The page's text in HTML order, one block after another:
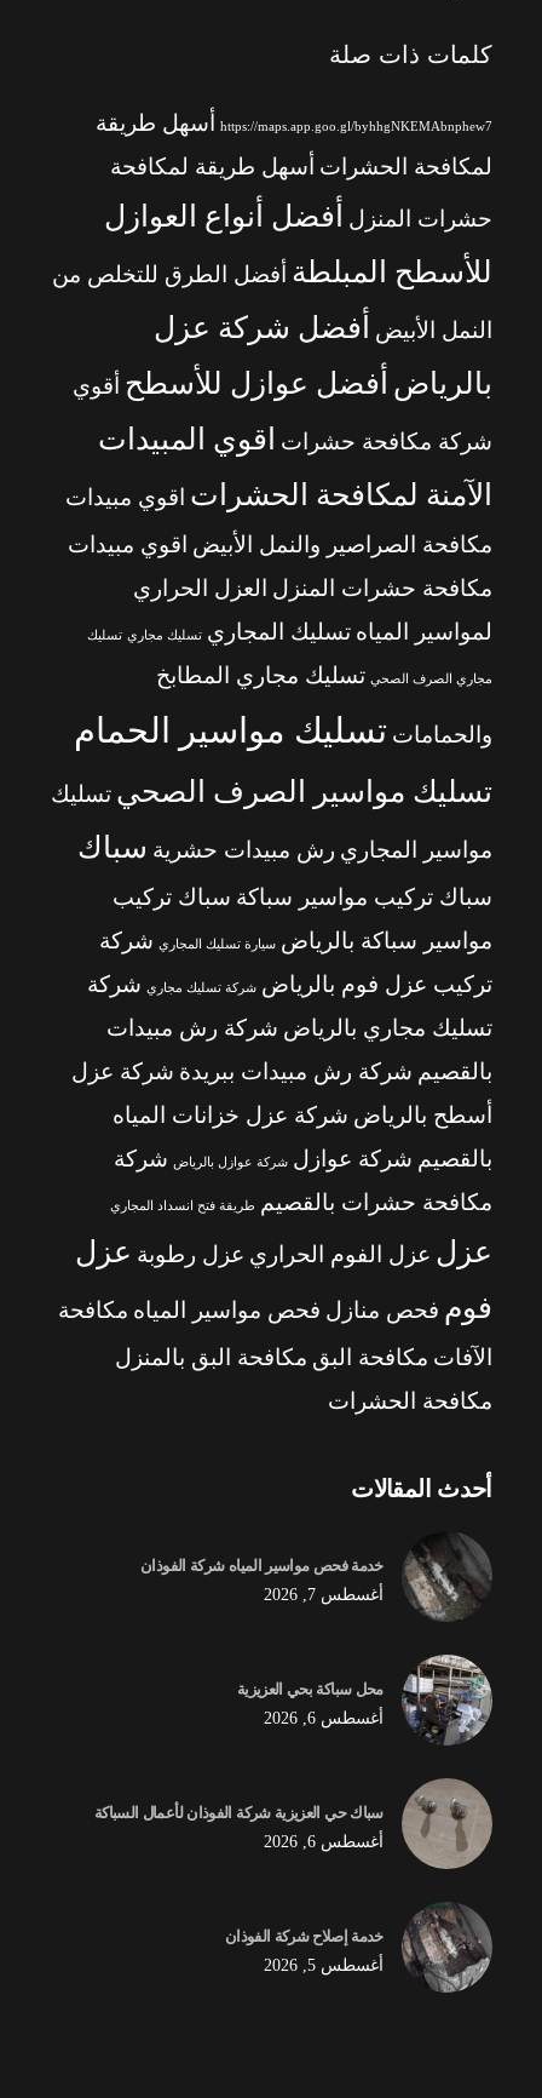
كلمات ذات صلة
https://maps.app.goo.gl/byhhgNKEMAbnphew7
أسهل طريقة
لمكافحة الحشرات أسهل طريقة لمكافحة
حشرات المنزل
أفضل أنواع العوازل
للأسطح المبلطة أفضل الطرق للتخلص من
النمل الأبيض
أفضل شركة عزل
بالرياض أفضل عوازل للأسطح أقوي
شركة مكافحة حشرات
اقوي المبيدات
الآمنة لمكافحة الحشرات اقوي مبيدات
مكافحة الصراصير والنمل الأبيض اقوي مبيدات
مكافحة حشرات المنزل العزل الحراري
لمواسير المياه تسليك المجاري تسليك مجاري تسليك
مجاري الصرف الصحي تسليك مجاري المطابخ
والحمامات تسليك مواسير الحمام
تسليك مواسير الصرف الصحي تسليك
مواسير المجاري رش مبيدات حشرية سباك
سباك تركيب مواسير سباكة سباك تركيب
مواسير سباكة بالرياض سيارة تسليك المجاري شركة
تركيب عزل فوم بالرياض شركة تسليك مجاري شركة
تسليك مجاري بالرياض شركة رش مبيدات
بالقصيم شركة رش مبيدات ببريدة شركة عزل
أسطح بالرياض شركة عزل خزانات المياه
بالقصيم شركة عوازل شركة عوازل بالرياض شركة
مكافحة حشرات بالقصيم
طريقة فتح انسداد المجاري
عزل عزل الفوم الحراري عزل رطوبة عزل
فوم فحص منازل فحص مواسير المياه مكافحة
الآفات مكافحة البق مكافحة البق بالمنزل
مكافحة الحشرات
أحدث المقالات
خدمة فحص مواسير المياه شركة الفوذان
أغسطس 7, 2026
محل سباكة بحي العزيزية
أغسطس 6, 2026
سباك حي العزيزية شركة الفوذان لأعمال السباكة
أغسطس 6, 2026
خدمة إصلاح شركة الفوذان
أغسطس 5, 2026